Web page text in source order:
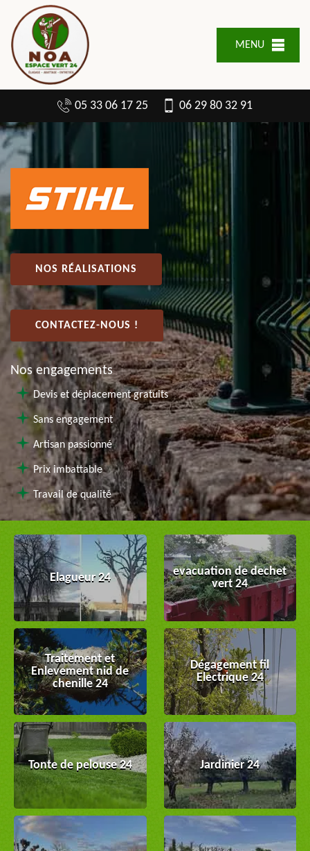
MENU
05 33 06 17 25 06 29 80 32 91
NOS RÉALISATIONS
CONTACTEZ-NOUS !
Nos engagements
Devis et déplacement gratuits
Sans engagement
Artisan passionné
Prix imbattable
Travail de qualité
Elagueur 24
evacuation de dechet
vert 24
Traitement et
Enlevement nid de
chenille 24
Dégagement fil
Electrique 24
Tonte de pelouse 24 Jardinier 24